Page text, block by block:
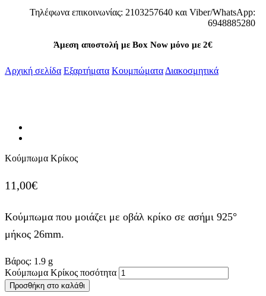
Τηλέφωνα επικοινωνίας: 2103257640 και Viber/WhatsApp:
6948885280
Άμεση αποστολή με Box Now μόνο με 2€
Αρχική σελίδα Εξαρτήματα Κουμπώματα Διακοσμητικά
Κούμπωμα Κρίκος
11,00€
Κούμπωμα που μοιάζει με οβάλ κρίκο σε ασήμι 925°
μήκος 26mm.
Βάρος: 1.9 g
Κούμπωμα Κρίκος ποσότητα
Προσθήκη στο καλάθι